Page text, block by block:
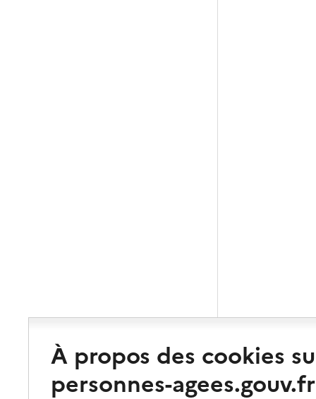
À propos des cookies
personnes-agees.gouv.fr